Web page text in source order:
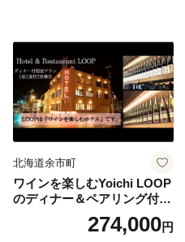
北海道余市町
ワインを楽しむYoichi LOOP
のディナー＆ペアリング付宿
泊プラン＜デラックスツイン
274,000円